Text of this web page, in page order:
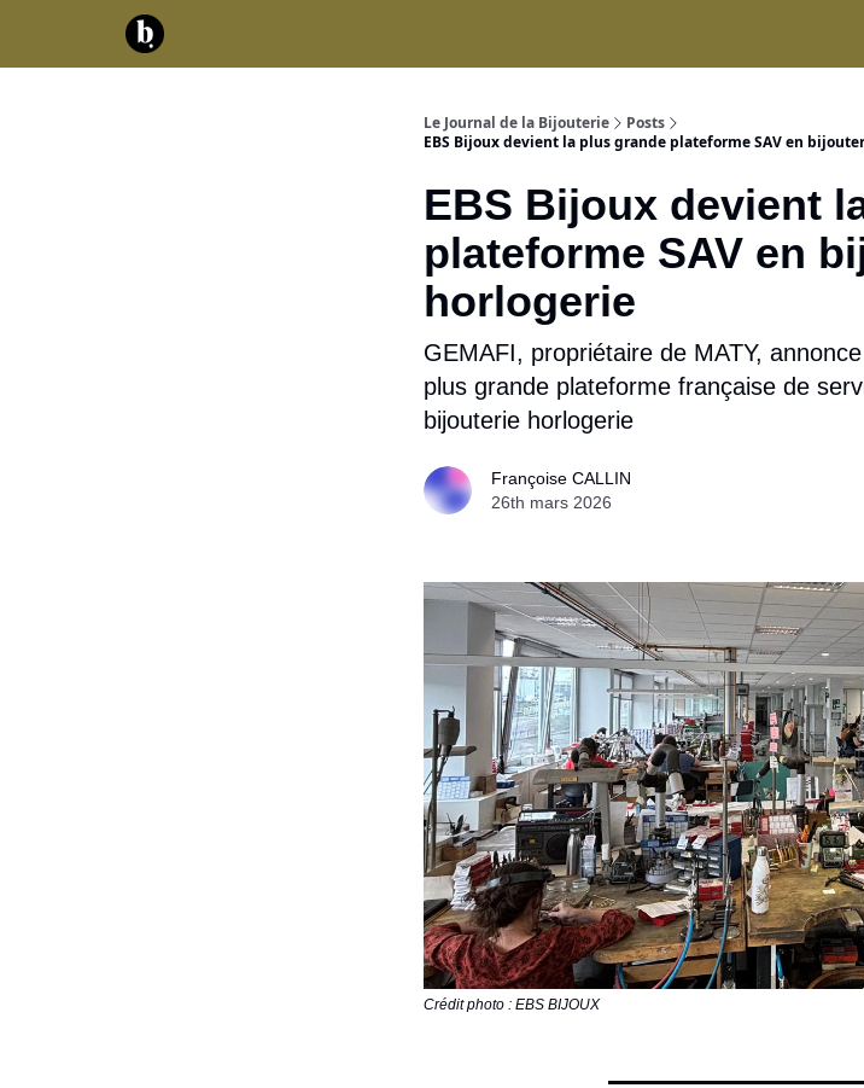
Le Journal de la Bijouterie
Posts
EBS Bijoux devient la plus grande plateforme SAV en
EBS Bijoux devient
plateforme SAV en
horlogerie
GEMAFI, propriétaire de MATY,
plus grande plateforme française de
bijouterie horlogerie
Françoise CALLIN
26th mars 2026
Crédit photo : EBS BIJOUX